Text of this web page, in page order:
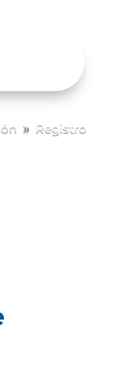
9 Registro